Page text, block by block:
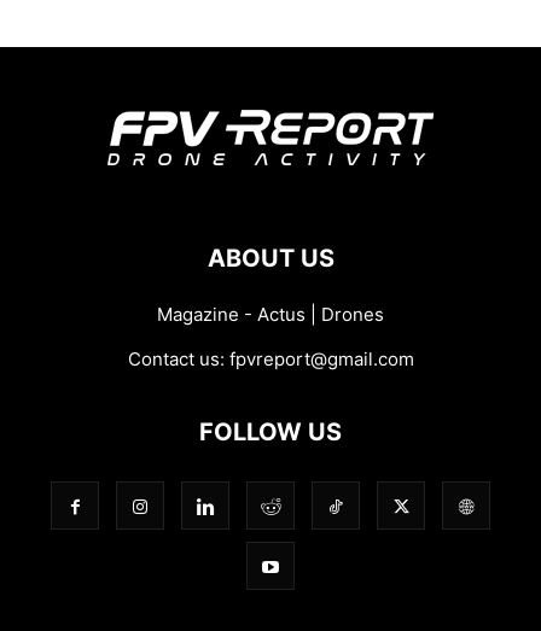
ABOUT US
Magazine - Actus | Drones
Contact us: fpvreport@gmail.com
FOLLOW US